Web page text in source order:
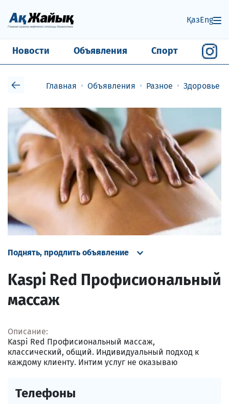
ҚазEng
Новости Объявления Спорт
Главная Объявления Разное Здоровье и
Kaspi Red Профисиональный
массаж
Поднять, продлить объявление
Описание:
Kaspi Red Профисиональный массаж,
классический, общий. Индивидуальный подход к
каждому клиенту. Интим услуг не оказываю
Телефоны